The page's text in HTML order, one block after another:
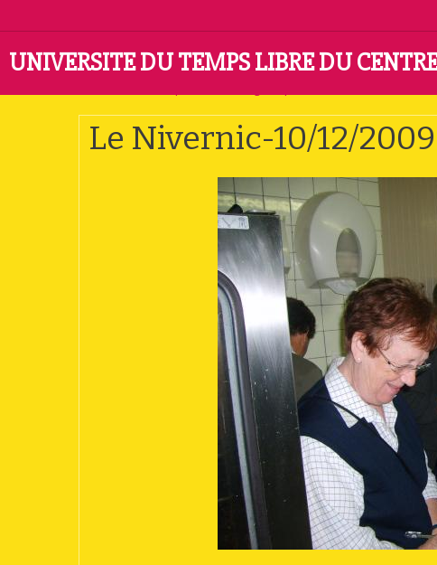
UNIVERSITE DU TEMPS LIBRE DU
Le Nivernic-10/12/2009